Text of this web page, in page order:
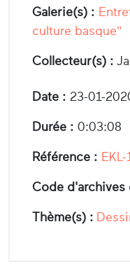
Galerie(s) :
culture basque"
Collecteur(s) :
Date : 23-01-
Durée : 0:03:08
Référence : EKL-
Code d'archives
Thème(s) :